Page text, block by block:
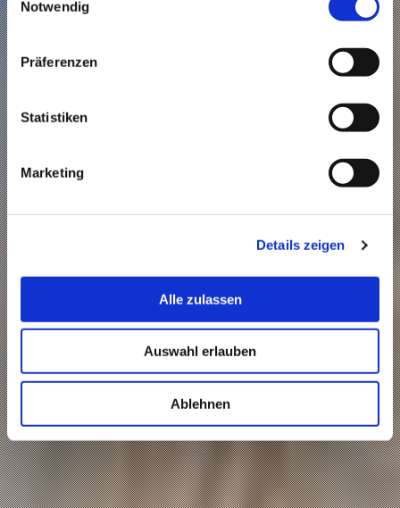
Notwendig
Präferenzen
Statistiken
Marketing
Details zeigen
Alle zulassen
Auswahl erlauben
Ablehnen